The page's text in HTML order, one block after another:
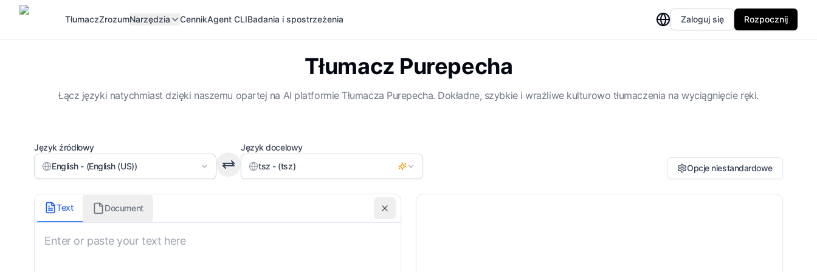
TłumaczZrozumNarzędzia CennikAgent CLIBadania i spostrzeżenia Zaloguj się Rozpocznij
Tłumacz Purepecha
Łącz języki natychmiast dzięki naszemu opartej na AI platformie Tłumacza Purepecha. Dokładne, szybkie i wrażliwe kulturowo tłumaczenia na wyciągnięcie ręki.
Język źródłowy
English - (English (US))
Język docelowy
tsz - (tsz)
Opcje niestandardowe
Styl tłumaczenia
Nieokreślony
Dołącz przewodnik po wymowie
Dodatkowe uwagi do tłumaczenia
Text Document